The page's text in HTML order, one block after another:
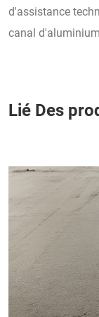
d'assistance
canal
Lié Des